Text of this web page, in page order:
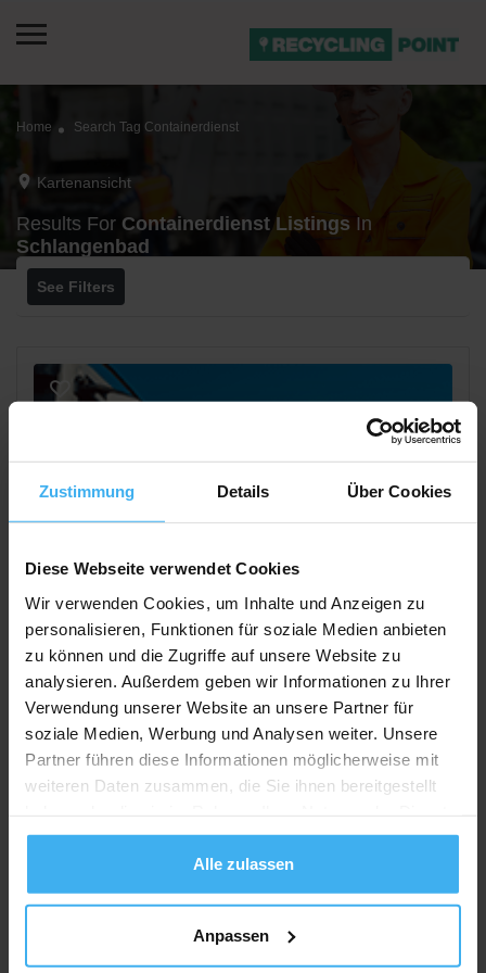
Zustimmung Details Über Cookies
Diese Webseite verwendet Cookies
Wir verwenden Cookies, um Inhalte und Anzeigen zu
personalisieren, Funktionen für soziale Medien anbieten
zu können und die Zugriffe auf unsere Website zu
analysieren. Außerdem geben wir Informationen zu Ihrer
Verwendung unserer Website an unsere Partner für
soziale Medien, Werbung und Analysen weiter. Unsere
Partner führen diese Informationen möglicherweise mit
weiteren Daten zusammen, die Sie ihnen bereitgestellt
gesammelt haben.
Alle zulassen
Anpassen
Home Search Tag Containerdienst
Kartenansicht
Results For Containerdienst Listings In
Schlangenbad
See Filters
Sprengart Containerdienst
Schloßallee 9, 65388 Schlangenbad (Georgenborn),
Jetzt Anrufen